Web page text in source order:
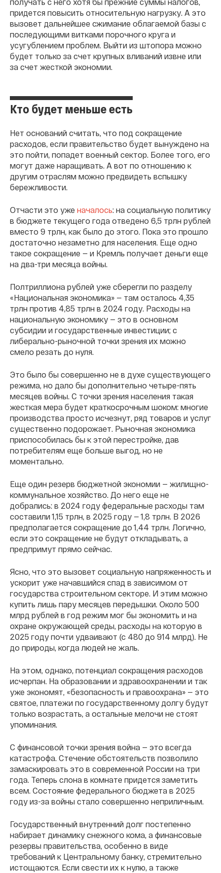
получать с него хотя бы прежние суммы налогов,
придется повысить относительную нагрузку. А это
вызовет дальнейшее сжимание облагаемой базы с
последующими витками порочного круга и
усугублением проблем. Выйти из штопора можно
будет только за счет крупных вливаний извне или
за счет жесткой экономии.
Кто будет меньше есть
Нет оснований считать, что под сокращение
расходов, если правительство будет вынуждено на
это пойти, попадет военный сектор. Более того, его
могут даже наращивать. А вот по отношению к
другим отраслям можно предвидеть вспышку
бережливости.
Отчасти это уже началось: на социальную политику
в бюджете текущего года отведено 6,5 трлн рублей
вместо 9 трлн, как было до этого. Пока это прошло
достаточно незаметно для населения. Еще одно
такое сокращение — и Кремль получает деньги еще
на два-три месяца войны.
Полтриллиона рублей уже сберегли по разделу
«Национальная экономика» — там осталось 4,35
трлн против 4,85 трлн в 2024 году. Расходы на
национальную экономику — это в основном
субсидии и государственные инвестиции; с
либерально-рыночной точки зрения их можно
смело резать до нуля.
Это было бы совершенно не в духе существующего
режима, но дало бы дополнительно четыре-пять
месяцев войны. С точки зрения населения такая
жесткая мера будет краткосрочным шоком: многие
производства просто исчезнут, ряд товаров и услуг
существенно подорожает. Рыночная экономика
приспособилась бы к этой перестройке, дав
потребителям еще больше выгод, но не
моментально.
Еще один резерв бюджетной экономии — жилищно-
коммунальное хозяйство. До него еще не
добрались: в 2024 году федеральные расходы там
составили 1,15 трлн, в 2025 году — 1,8 трлн. В 2026
предполагается сокращение до 1,44 трлн. Логично,
если это сокращение не будут откладывать, а
предпримут прямо сейчас.
Ясно, что это вызовет социальную напряженность и
ускорит уже начавшийся спад в зависимом от
государства строительном секторе. И этим можно
купить лишь пару месяцев передышки. Около 500
млрд рублей в год режим мог бы экономить и на
охране окружающей среды, расходы на которую в
2025 году почти удваивают (с 480 до 914 млрд). Не
до природы, когда людей не жаль.
На этом, однако, потенциал сокращения расходов
исчерпан. На образовании и здравоохранении и так
уже экономят, «безопасность и правоохрана» — это
святое, платежи по государственному долгу будут
только возрастать, а остальные мелочи не стоят
упоминания.
С финансовой точки зрения война — это всегда
катастрофа. Стечение обстоятельств позволило
замаскировать это в современной России на три
года. Теперь слона в комнате придется заметить
всем. Состояние федерального бюджета в 2025
году из-за войны стало совершенно неприличным.
Государственный внутренний долг постепенно
набирает динамику снежного кома, а финансовые
резервы правительства, особенно в виде
требований к Центральному банку, стремительно
истощаются. Если свести их к нулю, а также